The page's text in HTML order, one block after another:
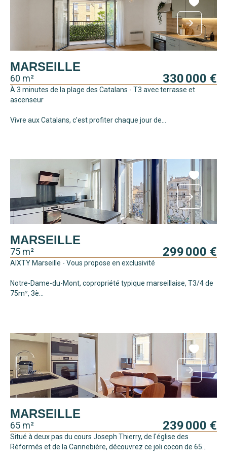
MARSEILLE
60 m² 330 000 €
À 3 minutes de la plage des Catalans - T3 avec terrasse et
ascenseur
Vivre aux Catalans, c'est profiter chaque jour de...
MARSEILLE
75 m² 299 000 €
AIXTY Marseille - Vous propose en exclusivité
Notre-Dame-du-Mont, copropriété typique marseillaise, T3/4 de
75m², 3è...
MARSEILLE
65 m² 239 000 €
Situé à deux pas du cours Joseph Thierry, de l'église des
Réformés et de la Cannebière, découvrez ce joli cocon de 65...